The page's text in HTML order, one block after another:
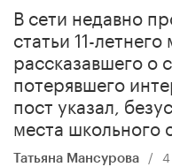
В сети недавно
статьи 11-летнего
рассказавшего о
потерявшего
пост указал,
места школьного
Татьяна Мансурова /